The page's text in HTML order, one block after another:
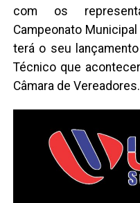
com os
Campeonato
terá o seu
Técnico que
Câmara de Vereadores.